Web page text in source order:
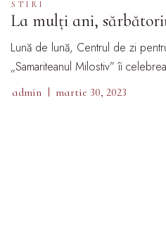
STIRI
La mulți ani,
Lună de lună, Centrul de zi
„Samariteanul Milostiv” îi
admin martie 30, 2023